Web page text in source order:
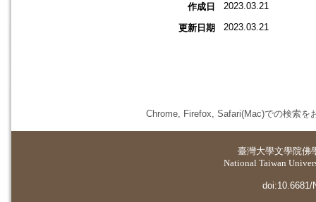
作成日 2023.03.21
更新日期 2023.03.21
Chrome, Firefox, Safari(Mac)での検索を
臺灣大學文學院佛
National Taiwan
doi:10.6681/